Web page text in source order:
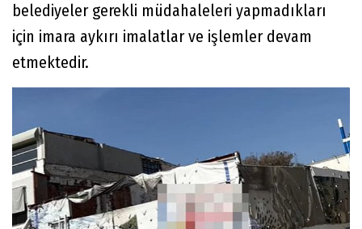
belediyeler gerekli müdahaleleri yapmadıkları
için imara aykırı imalatlar ve işlemler devam
etmektedir.